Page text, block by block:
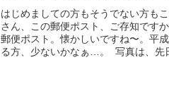
はじめましての方もそうでない方も
さん、この郵便ポスト、ご存知です
郵便ポスト。懐かしいですね〜。平
る方、少ないかなぁ…。 写真は、先